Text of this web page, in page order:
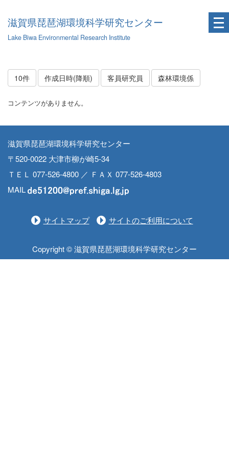
滋賀県琵琶湖環境科学研究センター
Lake Biwa Environmental Research Institute
10件 作成日時(降順) 客員研究員 森林環境係
コンテンツがありません。
滋賀県琵琶湖環境科学研究センター
〒520-0022 大津市柳が崎5-34
ＴＥＬ 077-526-4800 ／ ＦＡＸ 077-526-4803
MAIL
サイトマップ サイトのご利用について
Copyright © 滋賀県琵琶湖環境科学研究センター